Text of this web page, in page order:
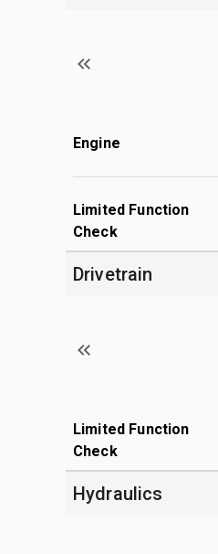
Engine
Limited Function
Check
Drivetrain
Limited Function
Check
Hydraulics